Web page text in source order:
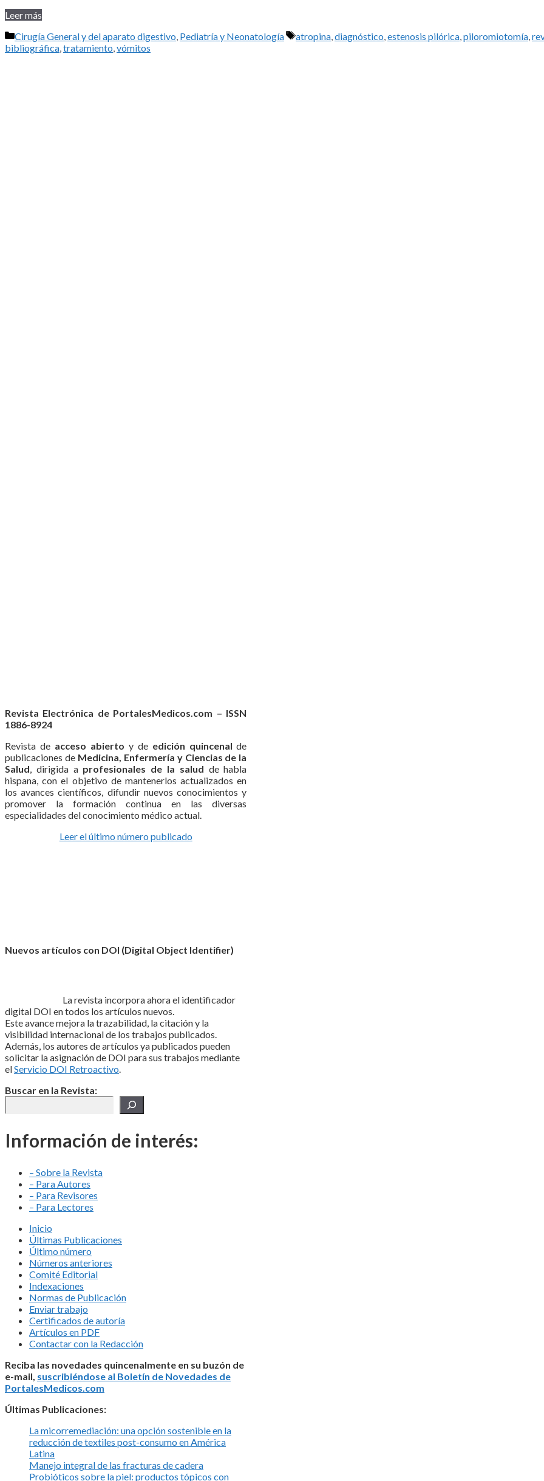
Leer más
Categorías
Cirugía General y del aparato digestivo, Pediatría y Neonatología Etiquetas
atropina,diagnóstico,estenosis pilórica,piloromiotomía,
bibliográfica,tratamiento,vómitos
Revista Electrónica de PortalesMedicos.com – ISSN
1886-8924
Revista de acceso abierto y de edición quincenal de
publicaciones de Medicina, Enfermería y Ciencias de la
Salud, dirigida a profesionales de la salud de habla
hispana, con el objetivo de mantenerlos actualizados en
los avances científicos, difundir nuevos conocimientos y
promover la formación continua en las diversas
especialidades del conocimiento médico actual.
Leer el último número publicado
Nuevos artículos con DOI (Digital Object Identifier)
La revista incorpora ahora el identificador
digital DOI en todos los artículos nuevos.
Este avance mejora la trazabilidad, la citación y la
visibilidad internacional de los trabajos publicados.
Además, los autores de artículos ya publicados pueden
solicitar la asignación de DOI para sus trabajos mediante
elServicio DOI Retroactivo.
Buscar en la Revista:
Información de interés:
– Sobre la Revista
– Para Autores
– Para Revisores
– Para Lectores
Inicio
Últimas Publicaciones
Último número
Números anteriores
Comité Editorial
Indexaciones
Normas de Publicación
Enviar trabajo
Certificados de autoría
Artículos en PDF
Contactar con la Redacción
Reciba las novedades quincenalmente en su buzón de
e-mail, suscribiéndose al Boletín de Novedades de
PortalesMedicos.com
Últimas Publicaciones:
La micorremediación: una opción sostenible en la
reducción de textiles post-consumo en América
Latina
Manejo integral de las fracturas de cadera
Probióticos sobre la piel: productos tópicos con